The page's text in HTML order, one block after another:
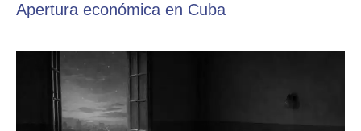
Apertura económica en Cuba